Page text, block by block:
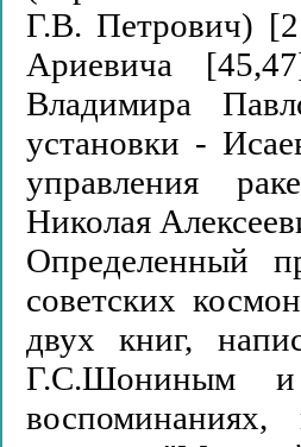
Г.В. Петрович)
Ариевича
Владимира
установки -
управления
Николая
Определенный
советских
двух книг,
Г.С.Шониным